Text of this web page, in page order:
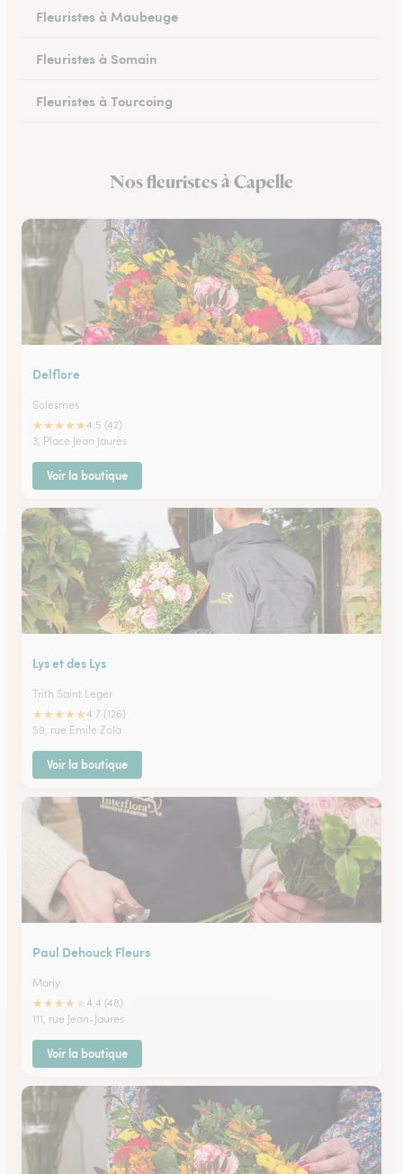
Fleuristes à Maubeuge
Fleuristes à Somain
Fleuristes à Tourcoing
Fleuristes à CysoingNos fleuristes à Capelle
Delflore
Solesmes
★★★★★4.5 (42)
3, Place Jean Jaurès
Voir la boutique
Lys et des Lys
Trith Saint Leger
★★★★★4.7 (126)
59, rue Emile Zola
Voir la boutique
Paul Dehouck Fleurs
Marly
★★★★
4.4 (48)
111, rue Jean-Jaures
Voir la boutique